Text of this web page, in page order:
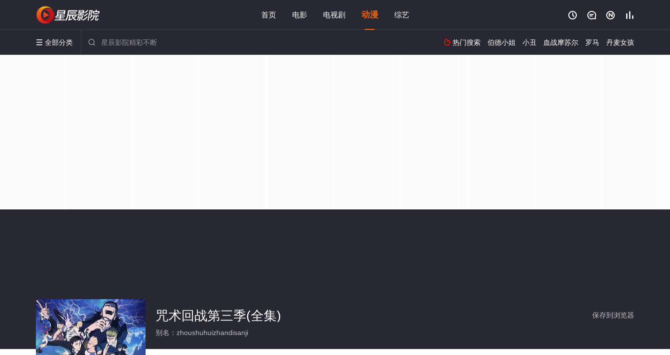
首页 电影 电视剧 动漫 综艺    
 全部分类   热门搜索 伯德小姐 小丑 血战摩苏尔 罗马 丹麦女孩
保存到浏览器
咒术回战第三季(全集)
别名：zhoushuhuizhandisanji